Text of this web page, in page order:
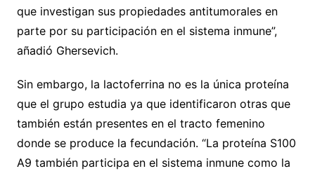
que investigan sus propiedades antitumorales en
parte por su participación en el sistema inmune”,
añadió Ghersevich.
Sin embargo, la lactoferrina no es la única proteína
que el grupo estudia ya que identificaron otras que
también están presentes en el tracto femenino
donde se produce la fecundación. “La proteína S100
A9 también participa en el sistema inmune como la